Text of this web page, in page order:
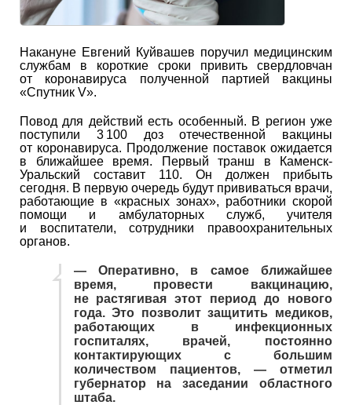
Накануне Евгений Куйвашев поручил медицинским
службам в короткие сроки привить свердловчан
от коронавируса полученной партией вакцины
«Спутник V».
Повод для действий есть особенный. В регион уже
поступили 3 100 доз отечественной вакцины
от коронавируса. Продолжение поставок ожидается
в ближайшее время. Первый транш в Каменск-
Уральский составит 110. Он должен прибыть
сегодня. В первую очередь будут прививаться врачи,
работающие в «красных зонах», работники скорой
помощи и амбулаторных служб, учителя
и воспитатели, сотрудники правоохранительных
органов.
— Оперативно, в самое ближайшее
время, провести вакцинацию,
не растягивая этот период до нового
года. Это позволит защитить медиков,
работающих в инфекционных
госпиталях, врачей, постоянно
контактирующих с большим
количеством пациентов, — отметил
губернатор на заседании областного
штаба.